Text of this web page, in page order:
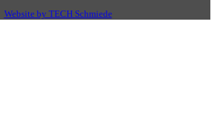
Website by TECH Schmiede